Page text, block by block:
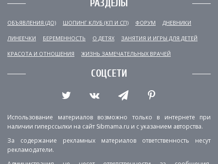
РАЗДЕЛЫ
ОБЪЯВЛЕНИЯ (ДО) ШОПИНГ КЛУБ (КП И СП) ФОРУМ ДНЕВНИКИ
ЛИНЕЕЧКИ БЕРЕМЕННОСТЬ О ДЕТЯХ ЗАНЯТИЯ И ИГРЫ ДЛЯ ДЕТЕЙ
КРАСОТА И ОТНОШЕНИЯ ЖИЗНЬ ЗАМЕЧАТЕЛЬНЫХ ВРАЧЕЙ
СОЦСЕТИ
Использование материалов возможно только в интернете при
наличии гиперссылки на сайт Sibmama.ru и с указанием авторства.
За содержание рекламных материалов ответственность несут
рекламодатели.